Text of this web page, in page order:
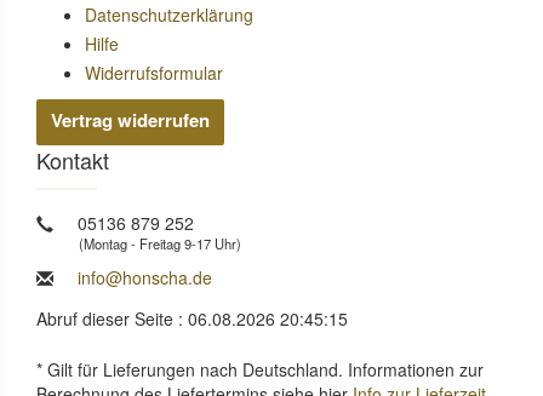
Datenschutzerklärung
Hilfe
Widerrufsformular
Vertrag widerrufen
Kontakt
05136 879 252
(Montag - Freitag 9-17 Uhr)
info@honscha.de
Abruf dieser Seite : 06.08.2026 20:45:15
* Gilt für Lieferungen nach Deutschland. Informationen zur